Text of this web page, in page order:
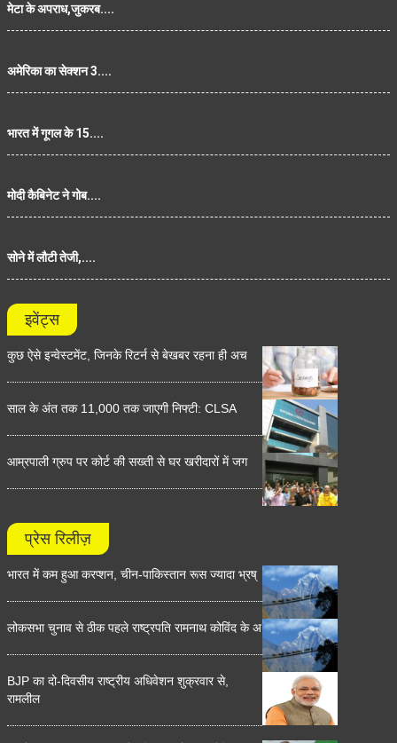
मेटा के अपराध,जुकरब....
अमेरिका का सेक्शन 3....
भारत में गूगल के 15....
मोदी कैबिनेट ने गोब....
सोने में लौटी तेजी,....
इवेंट्स
कुछ ऐसे इन्वेस्टमेंट, जिनके रिटर्न से बेखबर रहना ही अच
साल के अंत तक 11,000 तक जाएगी निफ्टी: CLSA
आम्रपाली ग्रुप पर कोर्ट की सख्ती से घर खरीदारों में जग
प्रेस रिलीज़
भारत में कम हुआ करप्शन, चीन-पाकिस्तान रूस ज्यादा भ्रष्
लोकसभा चुनाव से ठीक पहले राष्ट्रपति रामनाथ कोविंद के अ
BJP का दो-दिवसीय राष्ट्रीय अधिवेशन शुक्रवार से,
रामलील